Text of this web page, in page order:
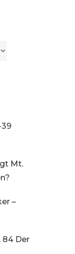
39
Mt.
–
84 Der